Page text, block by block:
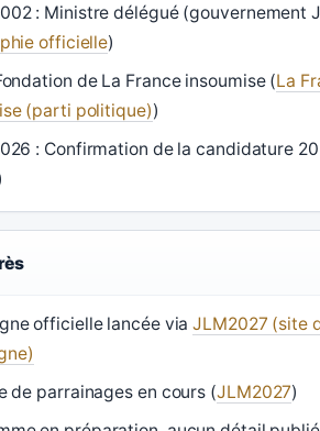
: Ministre délégué (gouvernement
officielle)
de La France insoumise (La
(parti politique))
: Confirmation de la candidature
officielle lancée viaJLM2027 (site
de parrainages en cours (JLM2027)